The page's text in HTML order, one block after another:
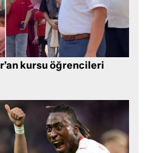
kursu öğrencileri